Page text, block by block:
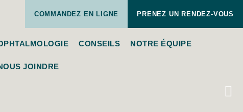
COMMANDEZ EN LIGNE PRENEZ UN RENDEZ-VOUS
CONSEILS NOTRE ÉQUIPE
JOINDRE